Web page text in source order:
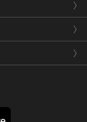
задать
запустить процесс.
устройство
функций
и кнопок